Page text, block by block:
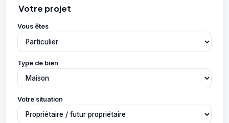
Votre projet
Vous êtes
Type de bien
Votre situation